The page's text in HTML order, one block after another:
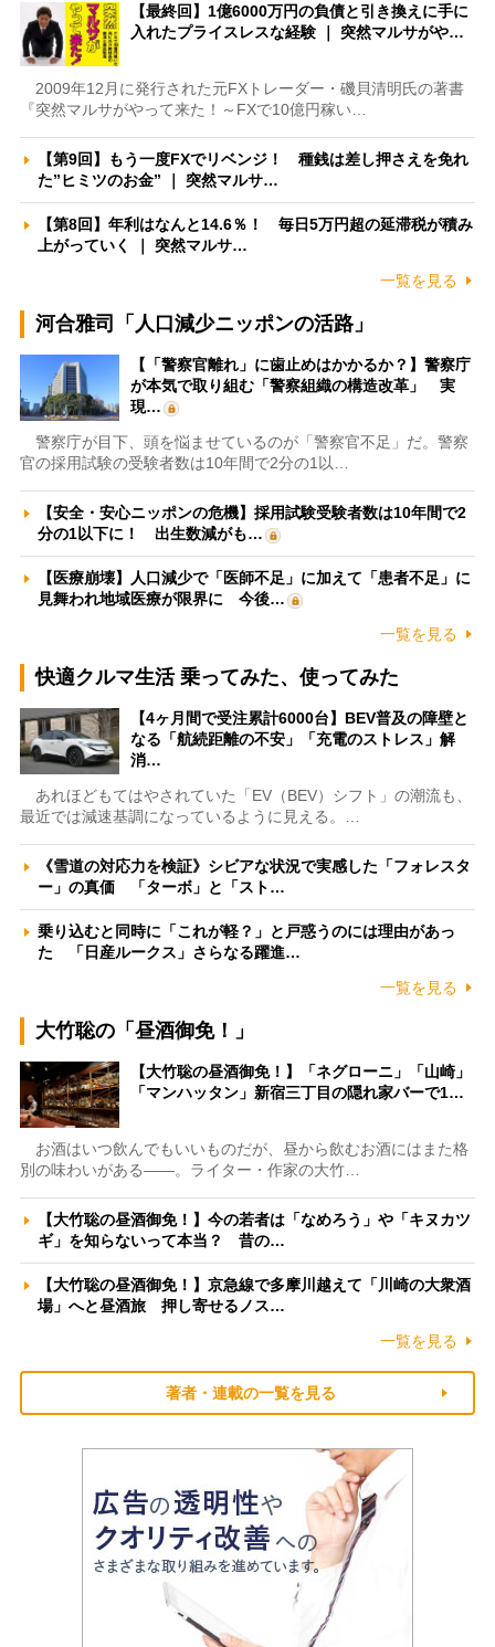
【最終回】1億6000万円の負債と引き換えに手に
入れたプライスレスな経験 ｜ 突然マルサがや…
2009年12月に発行された元FXトレーダー・磯貝清明氏の著書
『突然マルサがやって来た！～FXで10億円稼い…
【第9回】もう一度FXでリベンジ！ 種銭は差し押さえを免れ
た”ヒミツのお金” ｜ 突然マルサ…
【第8回】年利はなんと14.6％！ 毎日5万円超の延滞税が積み
上がっていく ｜ 突然マルサ…
一覧を見る
河合雅司「人口減少ニッポンの活路」
【「警察官離れ」に歯止めはかかるか？】警察庁
が本気で取り組む「警察組織の構造改革」 実
現…
警察庁が目下、頭を悩ませているのが「警察官不足」だ。警察
官の採用試験の受験者数は10年間で2分の1以…
【安全・安心ニッポンの危機】採用試験受験者数は10年間で2
分の1以下に！ 出生数減がも…
【医療崩壊】人口減少で「医師不足」に加えて「患者不足」に
見舞われ地域医療が限界に 今後…
一覧を見る
快適クルマ生活 乗ってみた、使ってみた
【4ヶ月間で受注累計6000台】BEV普及の障壁と
なる「航続距離の不安」「充電のストレス」解
消…
あれほどもてはやされていた「EV（BEV）シフト」の潮流も、
最近では減速基調になっているように見える。…
《雪道の対応力を検証》シビアな状況で実感した「フォレスタ
ー」の真価 「ターボ」と「スト…
乗り込むと同時に「これが軽？」と戸惑うのには理由があっ
た 「日産ルークス」さらなる躍進…
一覧を見る
大竹聡の「昼酒御免！」
【大竹聡の昼酒御免！】「ネグローニ」「山崎」
「マンハッタン」新宿三丁目の隠れ家バーで1…
お酒はいつ飲んでもいいものだが、昼から飲むお酒にはまた格
別の味わいがある――。ライター・作家の大竹…
【大竹聡の昼酒御免！】今の若者は「なめろう」や「キヌカツ
ギ」を知らないって本当？ 昔の…
【大竹聡の昼酒御免！】京急線で多摩川越えて「川崎の大衆酒
場」へと昼酒旅 押し寄せるノス…
一覧を見る
著者・連載の一覧を見る